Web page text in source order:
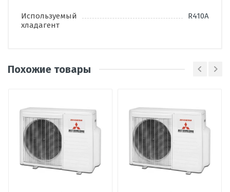
Используемый
хладагент
R410A
Оценка
Пожалуйста, оцените по 5 бальной шкале
Ваше имя
Похожие товары